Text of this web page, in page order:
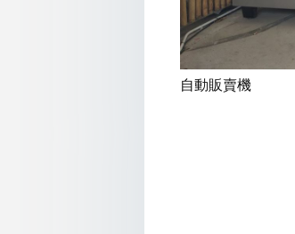
自動販賣機